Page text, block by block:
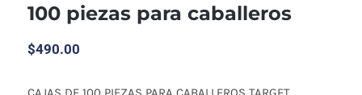
100 piezas para caballeros
$490.00